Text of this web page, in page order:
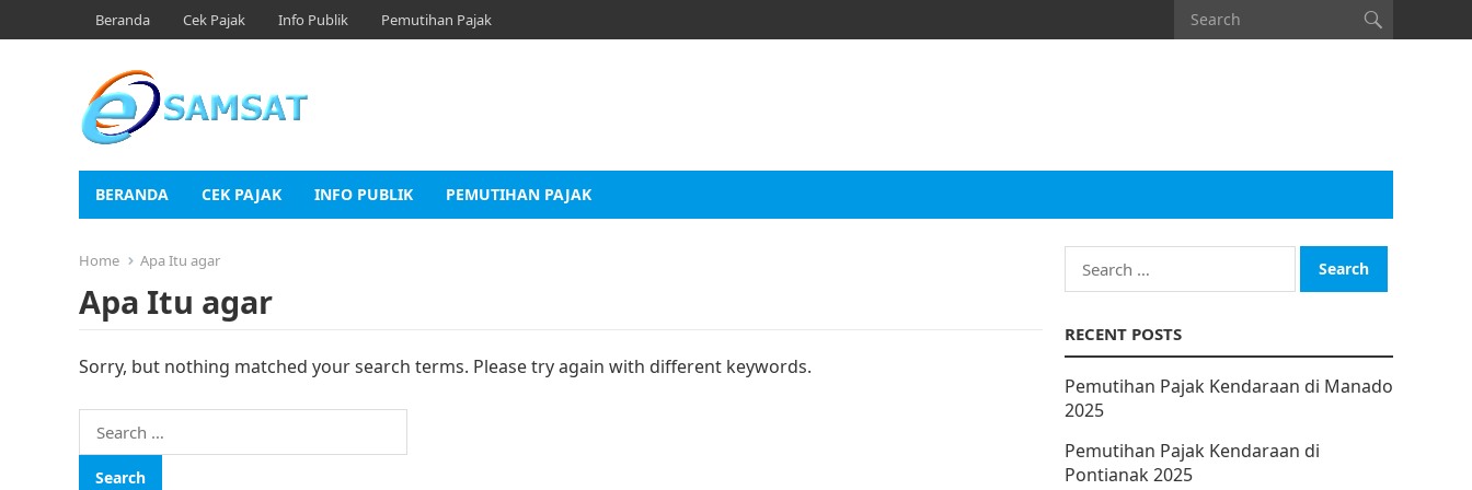
Beranda Cek Pajak Info Publik Pemutihan Pajak
BERANDA CEK PAJAK INFO PUBLIK PEMUTIHAN PAJAK
Home Apa Itu agar
Apa Itu agar
Sorry, but nothing matched your search terms. Please try again with different keywords.
Search
for:
Search
for:
RECENT POSTS
Pemutihan Pajak Kendaraan di Manado
2025
Pemutihan Pajak Kendaraan di
Pontianak 2025